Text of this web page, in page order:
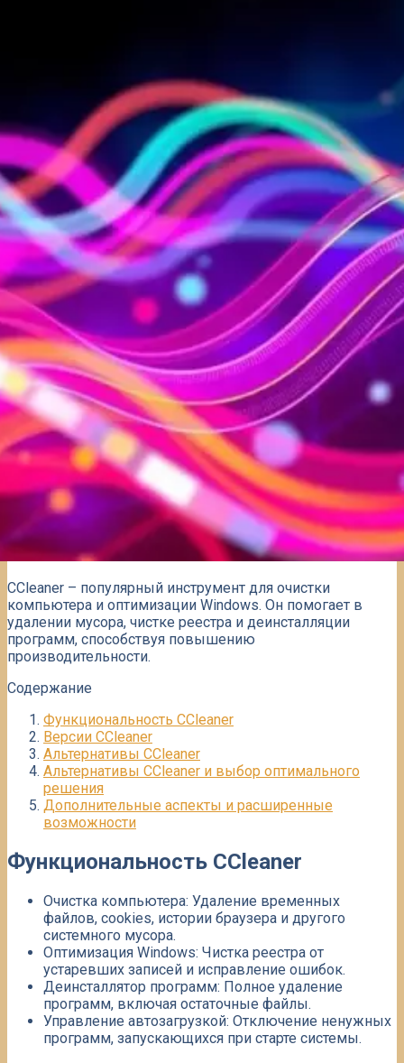
CCleaner – популярный инструмент для очистки
компьютера и оптимизации Windows. Он помогает в
удалении мусора, чистке реестра и деинсталляции
программ, способствуя повышению
производительности.
Содержание
Функциональность CCleaner
Версии CCleaner
Альтернативы CCleaner
Альтернативы CCleaner и выбор оптимального
решения
Дополнительные аспекты и расширенные
возможности
Функциональность CCleaner
Очистка компьютера: Удаление временных
файлов, cookies, истории браузера и другого
системного мусора.
Оптимизация Windows: Чистка реестра от
устаревших записей и исправление ошибок.
Деинсталлятор программ: Полное удаление
программ, включая остаточные файлы.
Управление автозагрузкой: Отключение ненужных
программ, запускающихся при старте системы.